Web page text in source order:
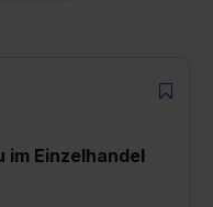
Einzelhandel